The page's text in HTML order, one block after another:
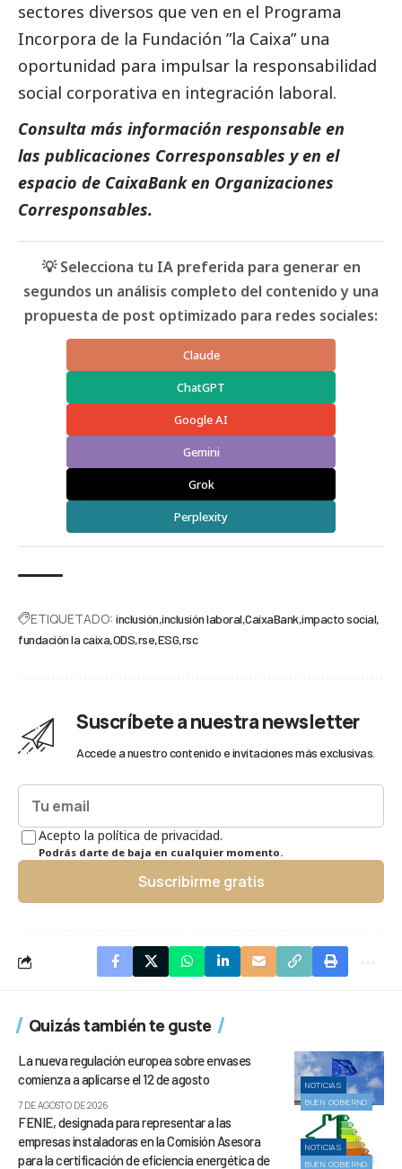
sectores diversos que ven en el Programa
Incorpora de la Fundación ”la Caixa” una
oportunidad para impulsar la responsabilidad
social corporativa en integración laboral.
Consulta más información responsable en
las publicaciones Corresponsables y en el
espacio de CaixaBanken Organizaciones
Corresponsables.
💡 Selecciona tu IA preferida para generar en
segundos un análisis completo del contenido y una
propuesta de post optimizado para redes sociales:
Claude
ChatGPT
Google AI
Gemini
Grok
Perplexity
ETIQUETADO: inclusión inclusión laboral CaixaBank impacto social
fundación la caixa ODS rse ESG rsc
Suscríbete a nuestra newsletter
Accede a nuestro contenido e invitaciones más exclusivas.
Acepto la política de privacidad.
Podrás darte de baja en cualquier momento.
Suscribirme gratis
Quizás también te guste
NOTICIAS
BUEN GOBIERNO
La nueva regulación europea sobre envases
comienza a aplicarse el 12 de agosto
7 DE AGOSTO DE 2026
NOTICIAS
BUEN GOBIERNO
FENIE, designada para representar a las
empresas instaladoras en la Comisión Asesora
para la certificación de eficiencia energética de